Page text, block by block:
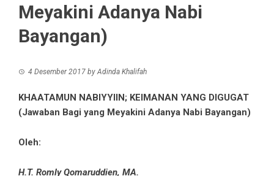
Meyakini Adanya Nabi
Bayangan)
4 Desember 2017 byAdinda Khalifah
KHAATAMUN NABIYYIIN; KEIMANAN YANG DIGUGAT
(Jawaban Bagi yang Meyakini Adanya Nabi Bayangan)
Oleh:
H.T. Romly Qomaruddien, MA.